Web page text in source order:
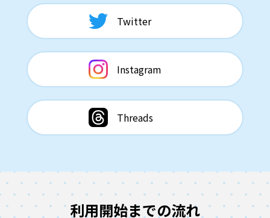
Twitter
Instagram
Threads
利用開始までの流れ